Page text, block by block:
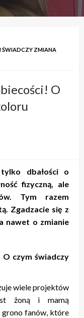
ŚWIADCZY ZMIANA
O
dbałości o
fizyczną, ale
Tym razem
Zgadzacie się z
nawet o zmianie
czym świadczy
wiele projektów
żoną i mamą
fanów, które